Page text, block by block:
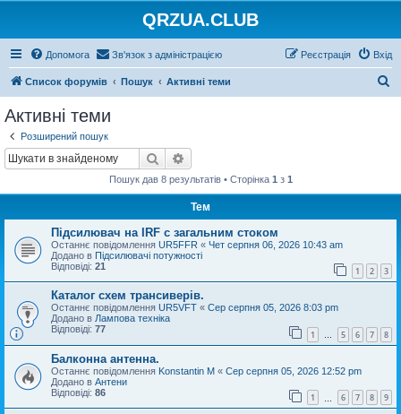
QRZUA.CLUB
Допомога Зв'язок з адміністрацією Вхід
Реєстрація
Список форумів Пошук Активні теми
Активні теми
Розширений пошук
Пошук
Пошук дав 8 результатів • Сторінка 1 з 1
Тем
Підсилювач на IRF с загальним стоком
Останнє повідомлення UR5FFR « Чет серпня 06, 2026 10:43 am
Додано в Підсилювачі потужності
Відповіді: 21 1 2 3
Каталог схем трансиверів.
Останнє повідомлення UR5VFT « Сер серпня 05, 2026 8:03 pm
Додано в Лампова техніка
Відповіді: 77 1 … 5 6 7 8
Балконна антенна.
Останнє повідомлення Konstantin M « Сер серпня 05, 2026 12:52 pm
Додано в Антени
Відповіді: 86 1 6 7 8 9